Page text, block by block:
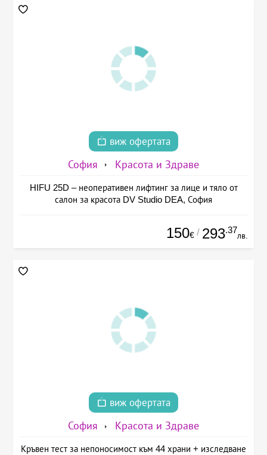
виж офертата
София Красота и Здраве
HIFU 25D – неоперативен лифтинг за лице и тяло от
салон за красота DV Studio DEA, София
150€ / 293.37
лв.
виж офертата
София Красота и Здраве
Кръвен тест за непоносимост към 44 храни + изследване